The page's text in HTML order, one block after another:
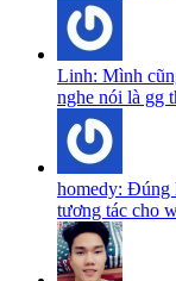
Linh: Mình
nghe nói là gg
homedy: Đúng
tương tác cho